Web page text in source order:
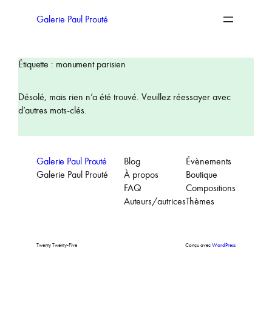
Galerie Paul Prouté
Étiquette : monument parisien
Désolé, mais rien n’a été trouvé. Veuillez réessayer avec
d’autres mots-clés.
Galerie Paul Prouté
Galerie Paul Prouté
Blog
À propos
FAQ
Auteurs/autrices
Évènements
Boutique
Compositions
Thèmes
Twenty Twenty-Five Conçu avecWordPress